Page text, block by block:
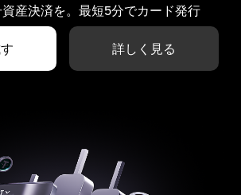
産決済を。最短5分でカード発行
詳しく見る